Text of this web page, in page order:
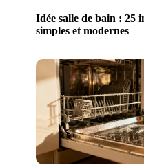
Idée salle de bain : 25
simples et modernes